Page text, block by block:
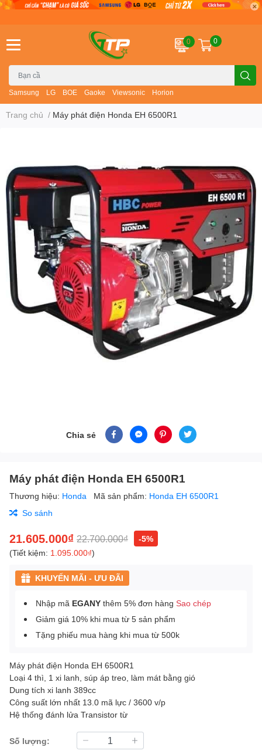
Samsung LG BOE Gaoke Viewsonic Horion
0 0
Trang chủ / Máy phát điện Honda EH 6500R1
Chia sẻ
Máy phát điện Honda EH 6500R1
Thương hiệu: Honda Mã sản phẩm: Honda EH 6500R1
So sánh
21.605.000₫ 22.700.000₫
-5%
(Tiết kiệm: 1.095.000₫)
KHUYẾN MÃI - ƯU ĐÃI
Nhập mã EGANY thêm 5% đơn hàng Sao chép
Giảm giá 10% khi mua từ 5 sản phẩm
Tặng phiếu mua hàng khi mua từ 500k
Máy phát điện Honda EH 6500R1
Loại 4 thì, 1 xi lanh, súp áp treo, làm mát bằng gió
Dung tích xi lanh 389cc
Công suất lớn nhất 13.0 mã lực / 3600 v/p
Hệ thống đánh lửa Transistor từ
Số lượng: